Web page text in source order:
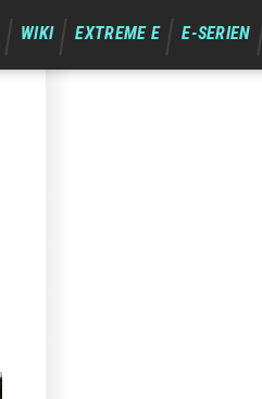
WIKI EXTREME E E-SERIEN